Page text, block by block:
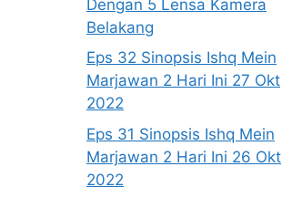
Dengan 5 Lensa Kamera
Belakang
Eps 32 Sinopsis Ishq Mein
Marjawan 2 Hari Ini 27 Okt
2022
Eps 31 Sinopsis Ishq Mein
Marjawan 2 Hari Ini 26 Okt
2022